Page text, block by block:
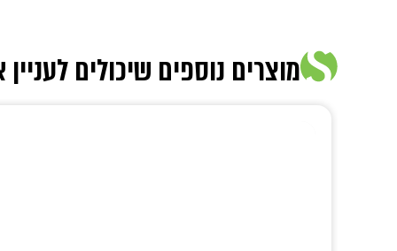
מוצרים נוספים שיכולים